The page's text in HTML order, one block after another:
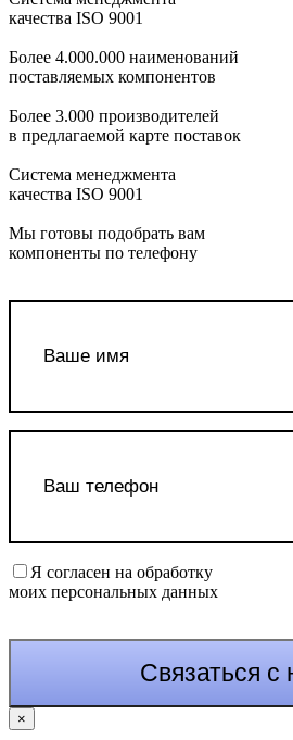
качества ISO 9001
Более 4.000.000 наименований
поставляемых компонентов
Более 3.000 производителей
в предлагаемой карте поставок
Система менеджмента
качества ISO 9001
Мы готовы подобрать вам
компоненты по телефону
Я согласен на обработку
моих персональных данных
×